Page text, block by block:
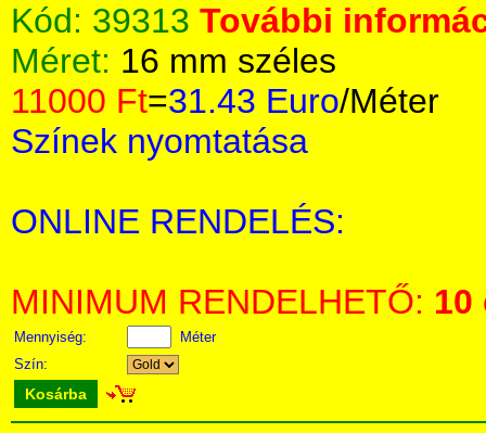
Kód: 39313 További
Méret: 16 mm széles
11000 Ft=31.43 Euro/Méter
Színek nyomtatása
ONLINE RENDELÉS:
MINIMUM RENDELHETŐ: 10
Mennyiség:
Méter
Szín:
Kosárba